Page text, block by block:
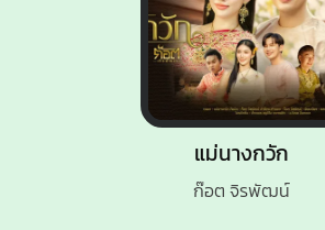
แม่นางกวัก
ก๊อต จิรพัฒน์